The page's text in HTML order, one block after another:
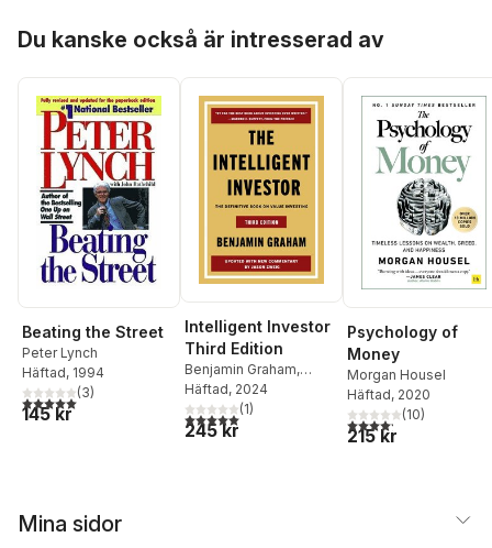
Du kanske också är intresserad av
Beating the Street
Peter Lynch
Häftad, 1994
5,0utav 5 stjärnor. Totalt antal röster:
(3)
145 kr
Intelligent Investor
Third Edition
Benjamin Graham,
Jason Zweig
Häftad, 2024
5,0utav 5 stjärnor. Totalt antal röster:
(1)
245 kr
Psychology of
Money
Morgan Housel
Häftad, 2020
4,2utav 5 stjärnor.
(10)
215 kr
Mina sidor